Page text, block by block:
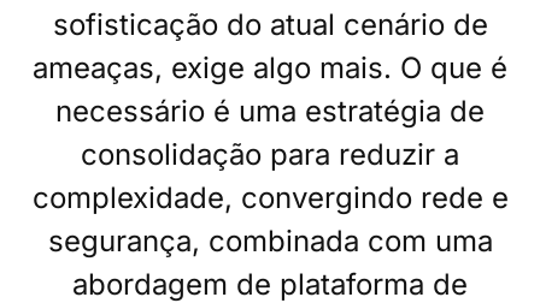
sofisticação do atual cenário de
ameaças, exige algo mais. O que é
necessário é uma estratégia de
consolidação para reduzir a
complexidade, convergindo rede e
segurança, combinada com uma
abordagem de plataforma de